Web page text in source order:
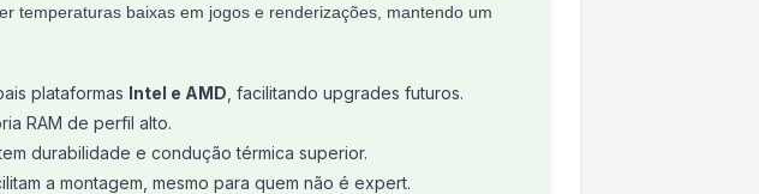
temperaturas baixas em jogos e renderizações, mantendo um
plataformas Intel e AMD , facilitando upgrades futuros.
RAM de perfil alto.
durabilidade e condução térmica superior.
a montagem, mesmo para quem não é expert.